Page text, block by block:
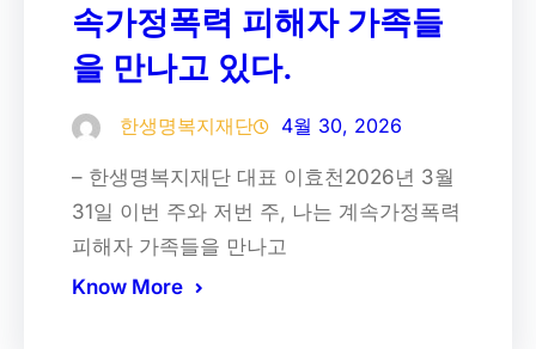
속가정폭력 피해자 가족들
을 만나고 있다.
한생명복지재단 4월 30, 2026
– 한생명복지재단 대표 이효천2026년 3월
31일 이번 주와 저번 주, 나는 계속가정폭력
피해자 가족들을 만나고
Know More